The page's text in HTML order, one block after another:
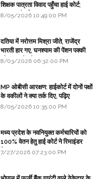
शिक्षक पात्रता विवाद पहुँचा हाई कोर्ट;
सरकार से माँगा जवाब
8/05/2026 10:49:00 PM
दतिया में नरोत्तम मिश्रा जीते, राजेंद्र
भारती हार गए, घनश्याम की पेंशन पक्की
और आशुतोष बैक टू...
8/03/2026 06:32:00 PM
MP ओबीसी आरक्षण: हाईकोर्ट में दोनों पक्षों
के वकीलों ने क्या तर्क दिए, पढ़िए
8/05/2026 10:35:00 PM
मध्य प्रदेश के नवनियुक्त कर्मचारियों को
100% वेतन हेतु हाई कोर्ट ने रिमाइंडर
लिखा
7/27/2026 07:23:00 PM